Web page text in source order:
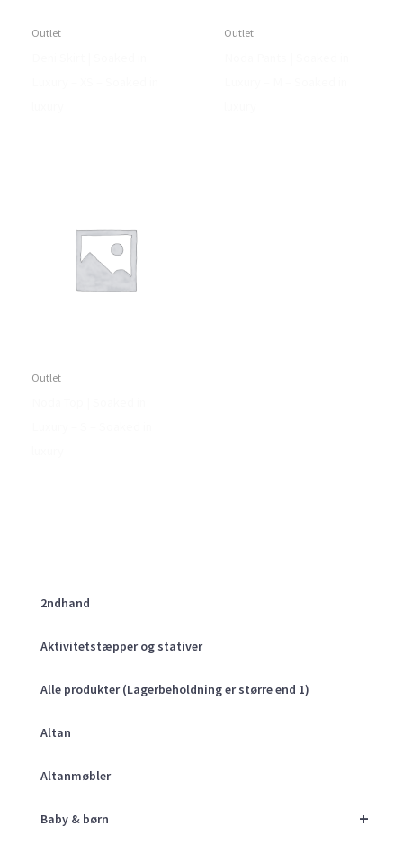
2ndhand
Aktivitetstæpper og stativer
Alle produkter (Lagerbeholdning er større end 1)
Altan
Altanmøbler
+
Baby & børn
Outlet Outlet
Outlet